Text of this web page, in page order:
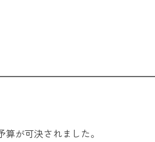
が可決されました。